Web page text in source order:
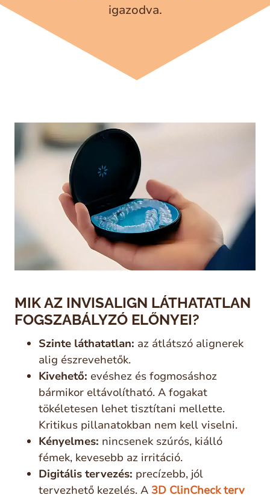
igazodva.
MIK AZ INVISALIGN LÁTHATATLAN
FOGSZABÁLYZÓ ELŐNYEI?
Szinte láthatatlan: az átlátszó alignerek
alig észrevehetők.
Kivehető: evéshez és fogmosáshoz
bármikor eltávolítható. A fogakat
tökéletesen lehet tisztítani mellette.
Kritikus pillanatokban nem kell viselni.
Kényelmes: nincsenek szúrós, kiálló
fémek, kevesebb az irritáció.
Digitális tervezés: precízebb, jól
tervezhető kezelés. A 3D ClinCheck terv